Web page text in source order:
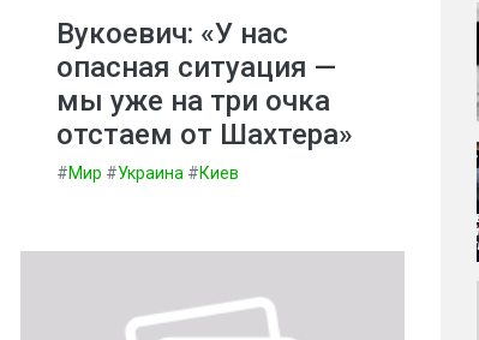
Вукоевич: «У нас
опасная ситуация —
мы уже на три очка
отстаем от Шахтера»
#Мир #Украина #Киев